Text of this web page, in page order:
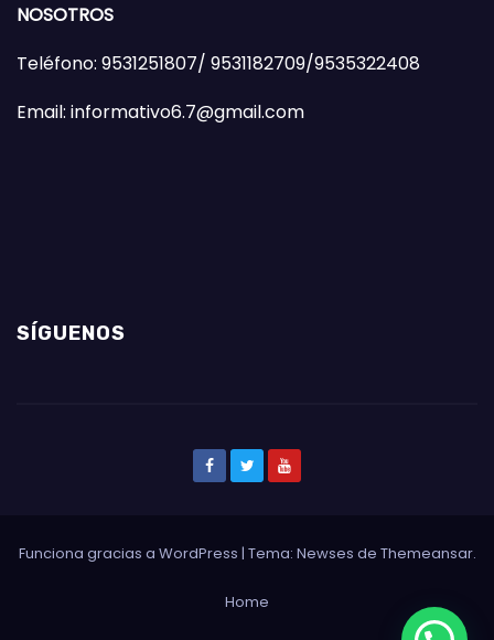
NOSOTROS
Teléfono: 9531251807/ 9531182709/9535322408
Email: informativo6.7@gmail.com
SÍGUENOS
Funciona gracias a WordPress | Tema: Newses de Themeansar.
Home